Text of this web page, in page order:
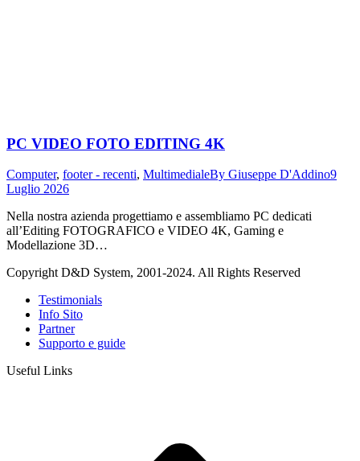
PC VIDEO FOTO EDITING 4K
Computer, footer - recenti, MultimedialeBy Giuseppe D'Addino9
Luglio 2026
Nella nostra azienda progettiamo e assembliamo PC dedicati
all’Editing FOTOGRAFICO e VIDEO 4K, Gaming e
Modellazione 3D…
Copyright D&D System, 2001-2024. All Rights Reserved
Testimonials
Info Sito
Partner
Supporto e guide
Useful Links